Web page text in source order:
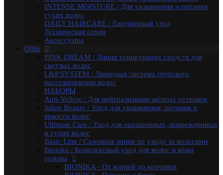
BIONIKA - Против выпадения волос
BIONIKA - Реконструктор
BIONIKA - Экстра увлажнение
BIONIKA - Яркость цвета
Care / Уход за волосами
COCKTAIL BAR / Уходу за волосами
CURL & SMOOTH HAIR / Уходу за гладкими и
вьющимися волосами
CURL HAIR / Химическая Завивка
FULL FORCE / Здоровье волос
FULL FORCE - Экстракт кокоса /
Восстановления волос
FULL FORCE / Экстракт пурпурного женьшеня
FULL FORCE - Экстракт алоэ / Против перхоти
FULL FORCE / Экстракт бамбука
INTENSE PROFI COLOR / Поддержание яркости
цвета и уход за окрашенными волосами
KERATINE ROYAL TREATMENT / Кератиновое
восстановление
KERATINE SYSTEM / Кератиновое выпрямление
INTENSE MOISTURE / Для увлажнения и питания
сухих волос
DAILY HAIRCARE / Ежедневный уход
Техническая серия
Аксессуары
Ollin
PINK DREAM / Линия тонирующих средств для
светлых волос
L&P SYSTEM / Липидная система глубокого
восстановления волос
НАБОРЫ
Anti-Yellow / Для нейтрализации жёлтых оттенков
Salon Beauty / Уход для увлажнения, питания и
яркости волос
Ultimate Care / Уход для окрашенных, поврежденных
и сухих волос
Basic Line / Салонная линия по уходу за волосами
Bionika / Комплексный уход для волос и кожи
головы
BIONIKA - От корней до кончиков